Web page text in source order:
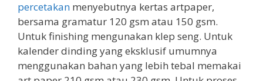
percetakan menyebutnya kertas artpaper,
bersama gramatur 120 gsm atau 150 gsm.
Untuk finishing mengunakan klep seng. Untuk
kalender dinding yang eksklusif umumnya
menggunakan bahan yang lebih tebal memakai